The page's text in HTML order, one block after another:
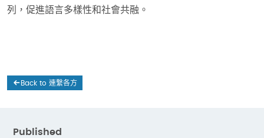
列，促進語言多樣性和社會共融。
Back to 連繫各方
Published